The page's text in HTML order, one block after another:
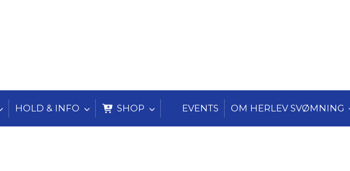
HOLD & INFO SHOP EVENTS OM HERLEV SVØMNING